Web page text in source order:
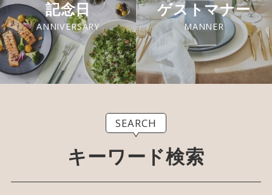
記念日
ANNIVERSARY
ゲストマナー
MANNER
SEARCH
キーワード検索